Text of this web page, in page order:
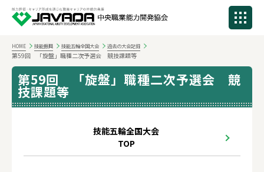
HOME 技能振興 技能五輪全国大会 過去の大会記録
第59回 「旋盤」職種二次予選会 競技課題等
第59回 「旋盤」職種二次予選会 競
技課題等
技能五輪全国大会
TOP